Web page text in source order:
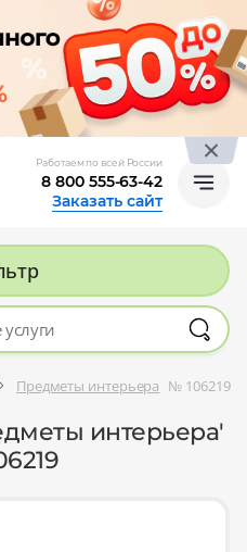
Работаем по всей России
8 800 555-63-42
Заказать сайт
Предметы интерьера № 106219
интерьера'